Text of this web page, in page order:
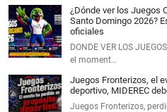
¿Dónde ver los Juegos
Santo Domingo 2026?
oficiales
DONDE VER LOS
el moment…
Juegos Fronterizos, el
deportivo, MIDEREC
Juegos Fronterizos,